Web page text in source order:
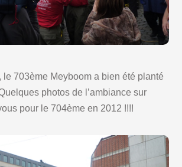
le 703ème Meyboom a bien été planté
photos de l’ambiance sur
pour le 704ème en 2012 !!!!